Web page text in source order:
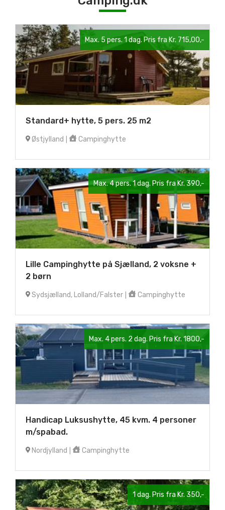
Max. 5 pers. 1 dag. Pris fra Kr. 715,00,-
Standard+ hytte, 5 pers. 25 m2
Østjylland Campinghytte
Max. 4 pers. 1 dag. Pris fra Kr. 390,-
Lille Campinghytte på Sjælland, 2 voksne +
2 børn
Sydsjælland, Lolland/Falster Campinghytte
Max. 4 pers. 2 dag. Pris fra Kr. 1800,-
Handicap Luksushytte, 45 kvm. 4 personer
m/spabad.
Nordjylland Campinghytte
1 dag. Pris fra Kr. 350,-